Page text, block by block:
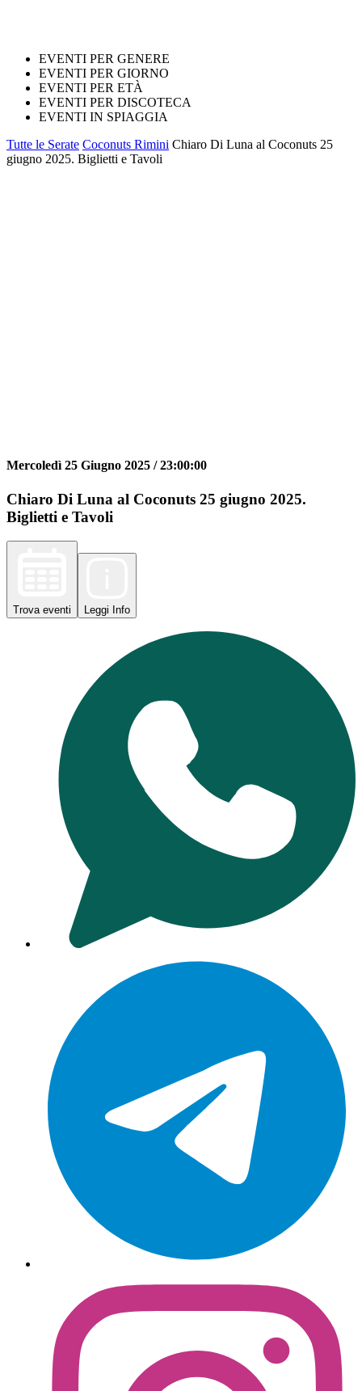
EVENTI PER GENERE
EVENTI PER GIORNO
EVENTI PER ETÀ
EVENTI PER DISCOTECA
EVENTI IN SPIAGGIA
Tutte le Serate Coconuts Rimini Chiaro Di Luna al Coconuts 25
giugno 2025. Biglietti e Tavoli
Mercoledì 25 Giugno 2025 /23:00:00
Chiaro Di Luna al Coconuts 25 giugno 2025.
Biglietti e Tavoli
Trova eventi Leggi Info